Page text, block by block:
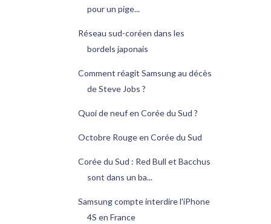
pour un pige...
Réseau sud-coréen dans les
bordels japonais
Comment réagit Samsung au décès
de Steve Jobs ?
Quoi de neuf en Corée du Sud ?
Octobre Rouge en Corée du Sud
Corée du Sud : Red Bull et Bacchus
sont dans un ba...
Samsung compte interdire l'iPhone
4S en France